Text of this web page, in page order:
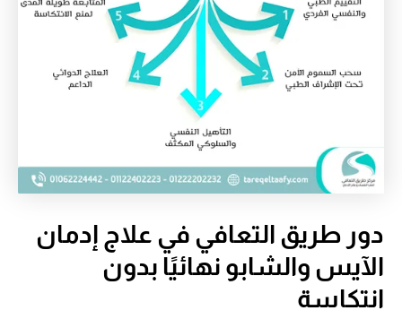
دور طريق التعافي في علاج إدمان
الآيس والشابو نهائيًا بدون
انتكاسة